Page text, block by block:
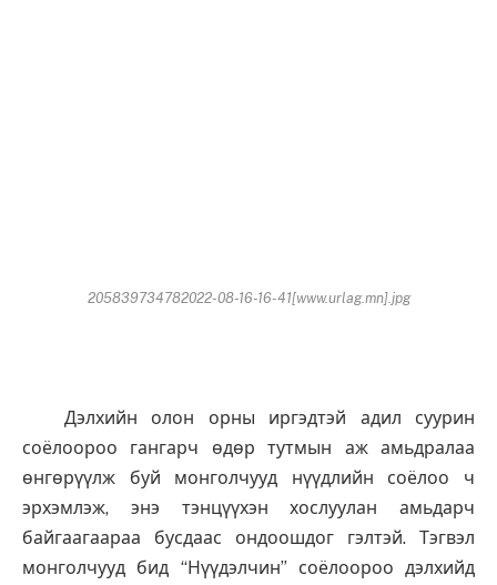
205839734782022-08-16-16-41[www.urlag.mn].jpg
Дэлхийн олон орны иргэдтэй адил суурин
соёлоороо гангарч өдөр тутмын аж амьдралаа
өнгөрүүлж буй монголчууд нүүдлийн соёлоо ч
эрхэмлэж, энэ тэнцүүхэн хослуулан амьдарч
байгаагаараа бусдаас ондоошдог гэлтэй. Тэгвэл
монголчууд бид “Нүүдэлчин” соёлоороо дэлхийд